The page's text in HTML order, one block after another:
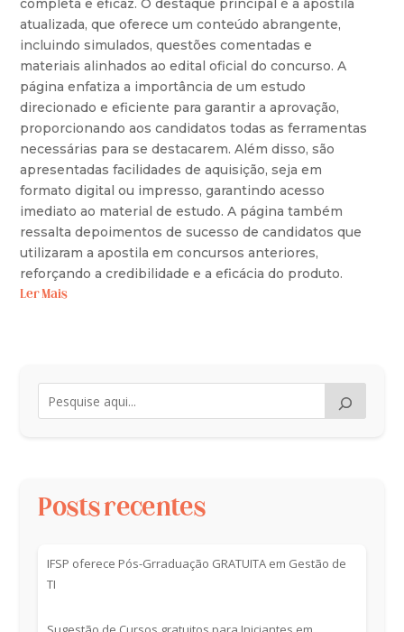
completa e eficaz. O destaque principal é a apostila
atualizada, que oferece um conteúdo abrangente,
incluindo simulados, questões comentadas e
materiais alinhados ao edital oficial do concurso. A
página enfatiza a importância de um estudo
direcionado e eficiente para garantir a aprovação,
proporcionando aos candidatos todas as ferramentas
necessárias para se destacarem. Além disso, são
apresentadas facilidades de aquisição, seja em
formato digital ou impresso, garantindo acesso
imediato ao material de estudo. A página também
ressalta depoimentos de sucesso de candidatos que
utilizaram a apostila em concursos anteriores,
reforçando a credibilidade e a eficácia do produto.
Ler Mais
Posts recentes
IFSP oferece Pós-Grraduação GRATUITA em Gestão de
TI